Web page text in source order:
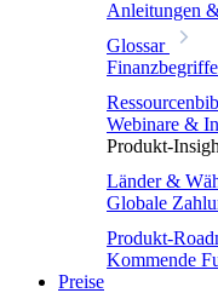
Anleitungen
Glossar
Webinare &
Produkt-
Länder &
Globale
Produkt-
Kommende
Preise